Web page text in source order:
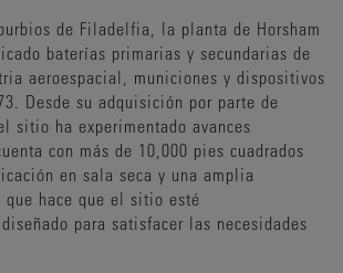
de Filadelfia, la planta de Horsham
baterías primarias y secundarias de
aeroespacial, municiones y dispositivos
Desde su adquisición por parte de
sitio ha experimentado avances
con más de 10,000 pies cuadrados
en sala seca y una amplia
hace que el sitio esté
para satisfacer las necesidades